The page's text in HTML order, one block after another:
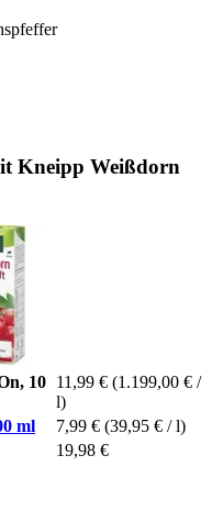
Kneipp Weißdorn
10
11,99 € (1.199,00 € /
l)
ml
7,99 € (39,95 € / l)
19,98 €